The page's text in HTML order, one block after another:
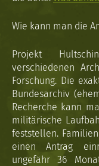
Wie kann man die
Projekt
verschiedenen
Forschung. Die
Bundesarchiv
Recherche kann
militärische
feststellen.
einen Antrag
ungefähr 36